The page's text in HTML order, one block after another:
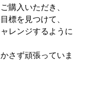
購入いただき、
標を見つけて、
レンジするように
さず頑張っていま